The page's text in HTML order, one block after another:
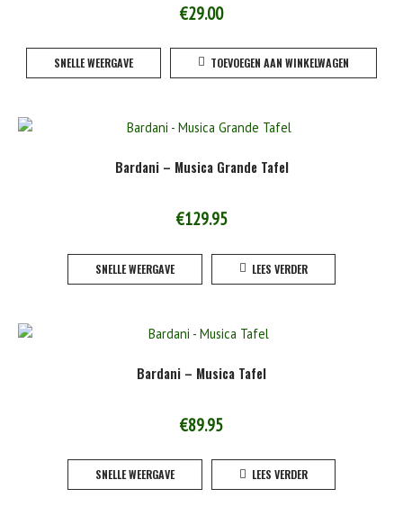
€29.00
SNELLE WEERGAVE TOEVOEGEN AAN WINKELWAGEN
Bardani – Musica Grande Tafel
€129.95
SNELLE WEERGAVE LEES VERDER
Bardani – Musica Tafel
€89.95
SNELLE WEERGAVE LEES VERDER